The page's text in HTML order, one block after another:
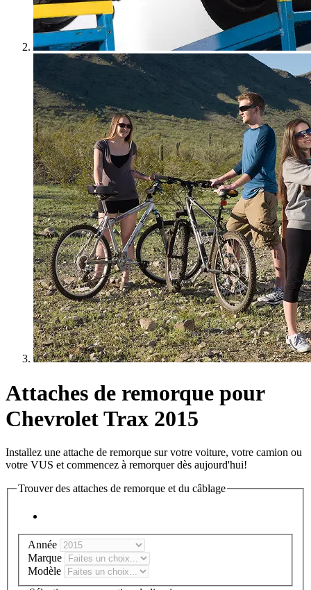
Attaches de remorque pour
Chevrolet Trax 2015
Installez une attache de remorque sur votre voiture, votre camion ou
votre VUS et commencez à remorquer dès aujourd'hui!
Trouver des attaches de remorque et du câblage
Année
Marque
Modèle